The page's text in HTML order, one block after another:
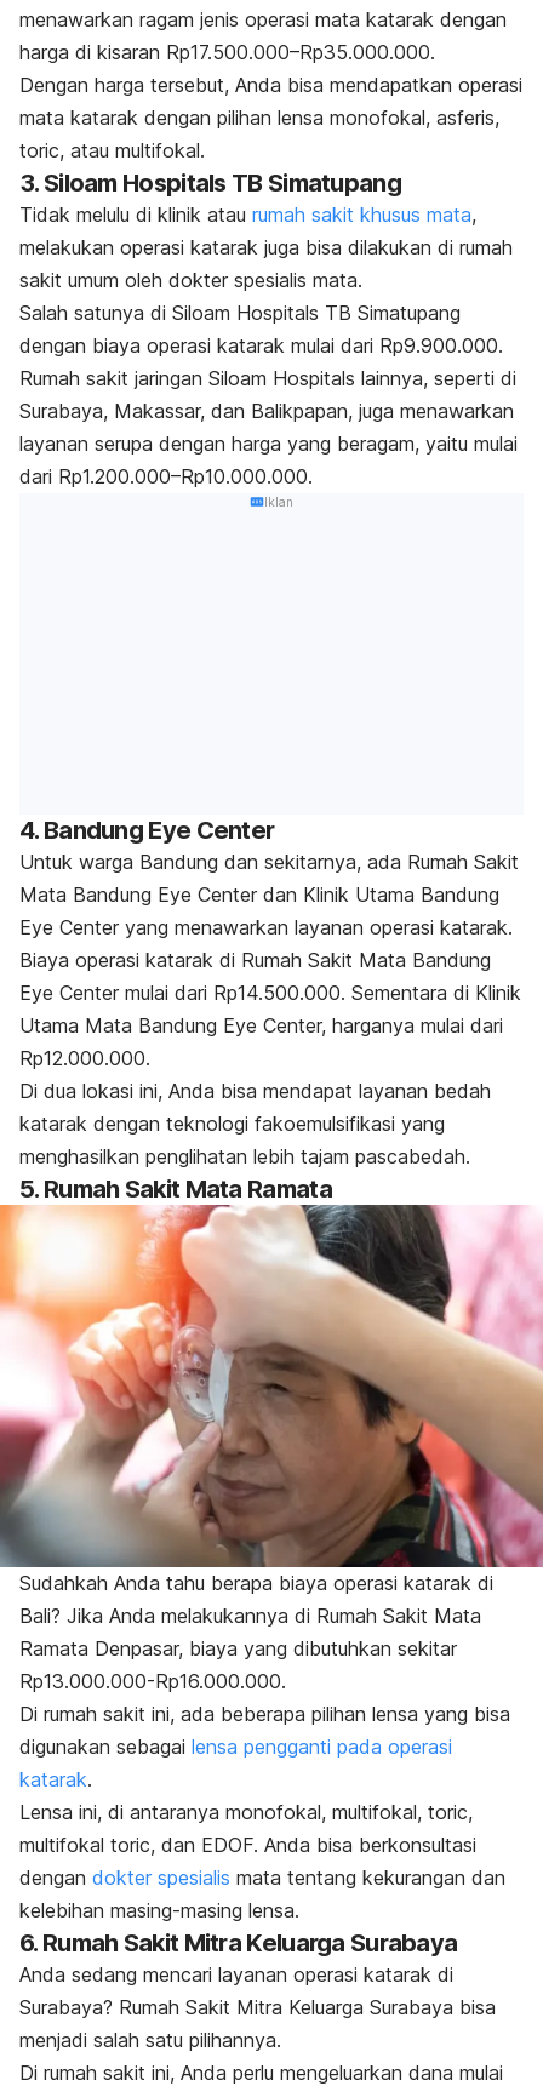
menawarkan ragam jenis operasi mata katarak dengan
harga di kisaran Rp17.500.000–Rp35.000.000.
Dengan harga tersebut, Anda bisa mendapatkan operasi
mata katarak dengan pilihan lensa monofokal, asferis,
toric, atau multifokal.
3. Siloam Hospitals TB Simatupang
Tidak melulu di klinik atau rumah sakit khusus mata,
melakukan operasi katarak juga bisa dilakukan di rumah
sakit umum oleh dokter spesialis mata.
Salah satunya di Siloam Hospitals TB Simatupang
dengan biaya operasi katarak mulai dari Rp9.900.000.
Rumah sakit jaringan Siloam Hospitals lainnya, seperti di
Surabaya, Makassar, dan Balikpapan, juga menawarkan
layanan serupa dengan harga yang beragam, yaitu mulai
dari Rp1.200.000–Rp10.000.000.
Iklan
4. Bandung Eye Center
Untuk warga Bandung dan sekitarnya, ada Rumah Sakit
Mata Bandung Eye Center dan Klinik Utama Bandung
Eye Center yang menawarkan layanan operasi katarak.
Biaya operasi katarak di Rumah Sakit Mata Bandung
Eye Center mulai dari Rp14.500.000. Sementara di Klinik
Utama Mata Bandung Eye Center, harganya mulai dari
Rp12.000.000.
Di dua lokasi ini, Anda bisa mendapat layanan bedah
katarak dengan teknologi fakoemulsifikasi yang
menghasilkan penglihatan lebih tajam pascabedah.
5. Rumah Sakit Mata Ramata
Sudahkah Anda tahu berapa biaya operasi katarak di
Bali? Jika Anda melakukannya di Rumah Sakit Mata
Ramata Denpasar, biaya yang dibutuhkan sekitar
Rp13.000.000-Rp16.000.000.
Di rumah sakit ini, ada beberapa pilihan lensa yang bisa
digunakan sebagai lensa pengganti pada operasi
katarak.
Lensa ini, di antaranya monofokal, multifokal, toric,
multifokal toric, dan EDOF. Anda bisa berkonsultasi
dengan dokter spesialis mata tentang kekurangan dan
kelebihan masing-masing lensa.
6. Rumah Sakit Mitra Keluarga Surabaya
Anda sedang mencari layanan operasi katarak di
Surabaya? Rumah Sakit Mitra Keluarga Surabaya bisa
menjadi salah satu pilihannya.
Di rumah sakit ini, Anda perlu mengeluarkan dana mulai